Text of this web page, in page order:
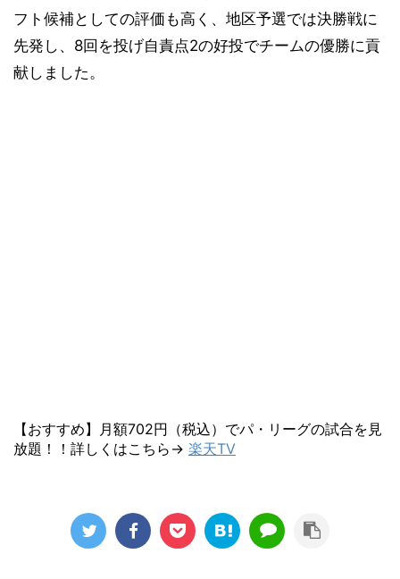
フト候補としての評価も高く、地区予選では決勝戦に
先発し、8回を投げ自責点2の好投でチームの優勝に貢
献しました。
【おすすめ】月額702円（税込）でパ・リーグの試合を見
放題！！詳しくはこちら→ 楽天TV